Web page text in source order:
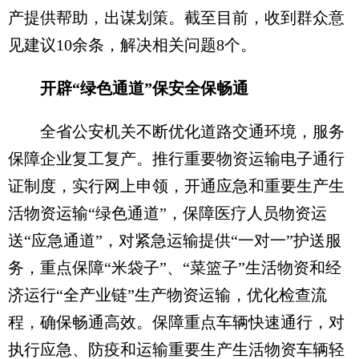
产提供帮助，出谋划策。截至目前，收到群众意
见建议10余条，解决相关问题8个。
开辟“绿色通道”保安全保畅通
全省公安机关不断优化道路交通环境，服务
保障企业复工复产。推行重要物资运输电子通行
证制度，实行网上申领，开通应急和重要生产生
活物资运输“绿色通道”，保障医疗人员物资运
送“应急通道”，对紧急运输提供“一对一”护送服
务，重点保障“米袋子”、“菜篮子”生活物资和经
济运行“全产业链”生产物资运输，优化检查流
程，确保畅通高效。保障重点车辆快速通行，对
执行应急、防疫和运输重要生产生活物资车辆轻